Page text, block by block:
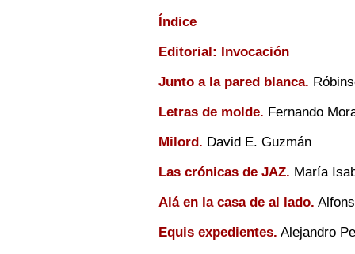
Índice
Editorial: Invocación
Junto a la pared blanca.
Letras de molde. Fernando
Milord. David E. Guzmán
Las crónicas de JAZ. María
Alá en la casa de al lado.
Equis expedientes. Alejandro